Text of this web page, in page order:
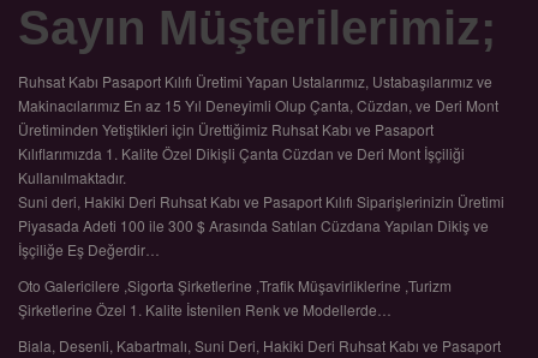
Sayın Müşterilerimiz;
Ruhsat Kabı Pasaport Kılıfı Üretimi Yapan Ustalarımız, Ustabaşılarımız ve
Makinacılarımız En az 15 Yıl Deneyimli Olup Çanta, Cüzdan, ve Deri Mont
Üretiminden Yetiştikleri için Ürettiğimiz Ruhsat Kabı ve Pasaport
Kılıflarımızda 1. Kalite Özel Dikişli Çanta Cüzdan ve Deri Mont İşçiliği
Kullanılmaktadır.
Suni deri, Hakiki Deri Ruhsat Kabı ve Pasaport Kılıfı Siparişlerinizin Üretimi
Piyasada Adeti 100 ile 300 $ Arasında Satılan Cüzdana Yapılan Dikiş ve
İşçiliğe Eş Değerdir…
Oto Galericilere ,Sigorta Şirketlerine ,Trafik Müşavirliklerine ,Turizm
Şirketlerine Özel 1. Kalite İstenilen Renk ve Modellerde…
Biala, Desenli, Kabartmalı, Suni Deri, Hakiki Deri Ruhsat Kabı ve Pasaport